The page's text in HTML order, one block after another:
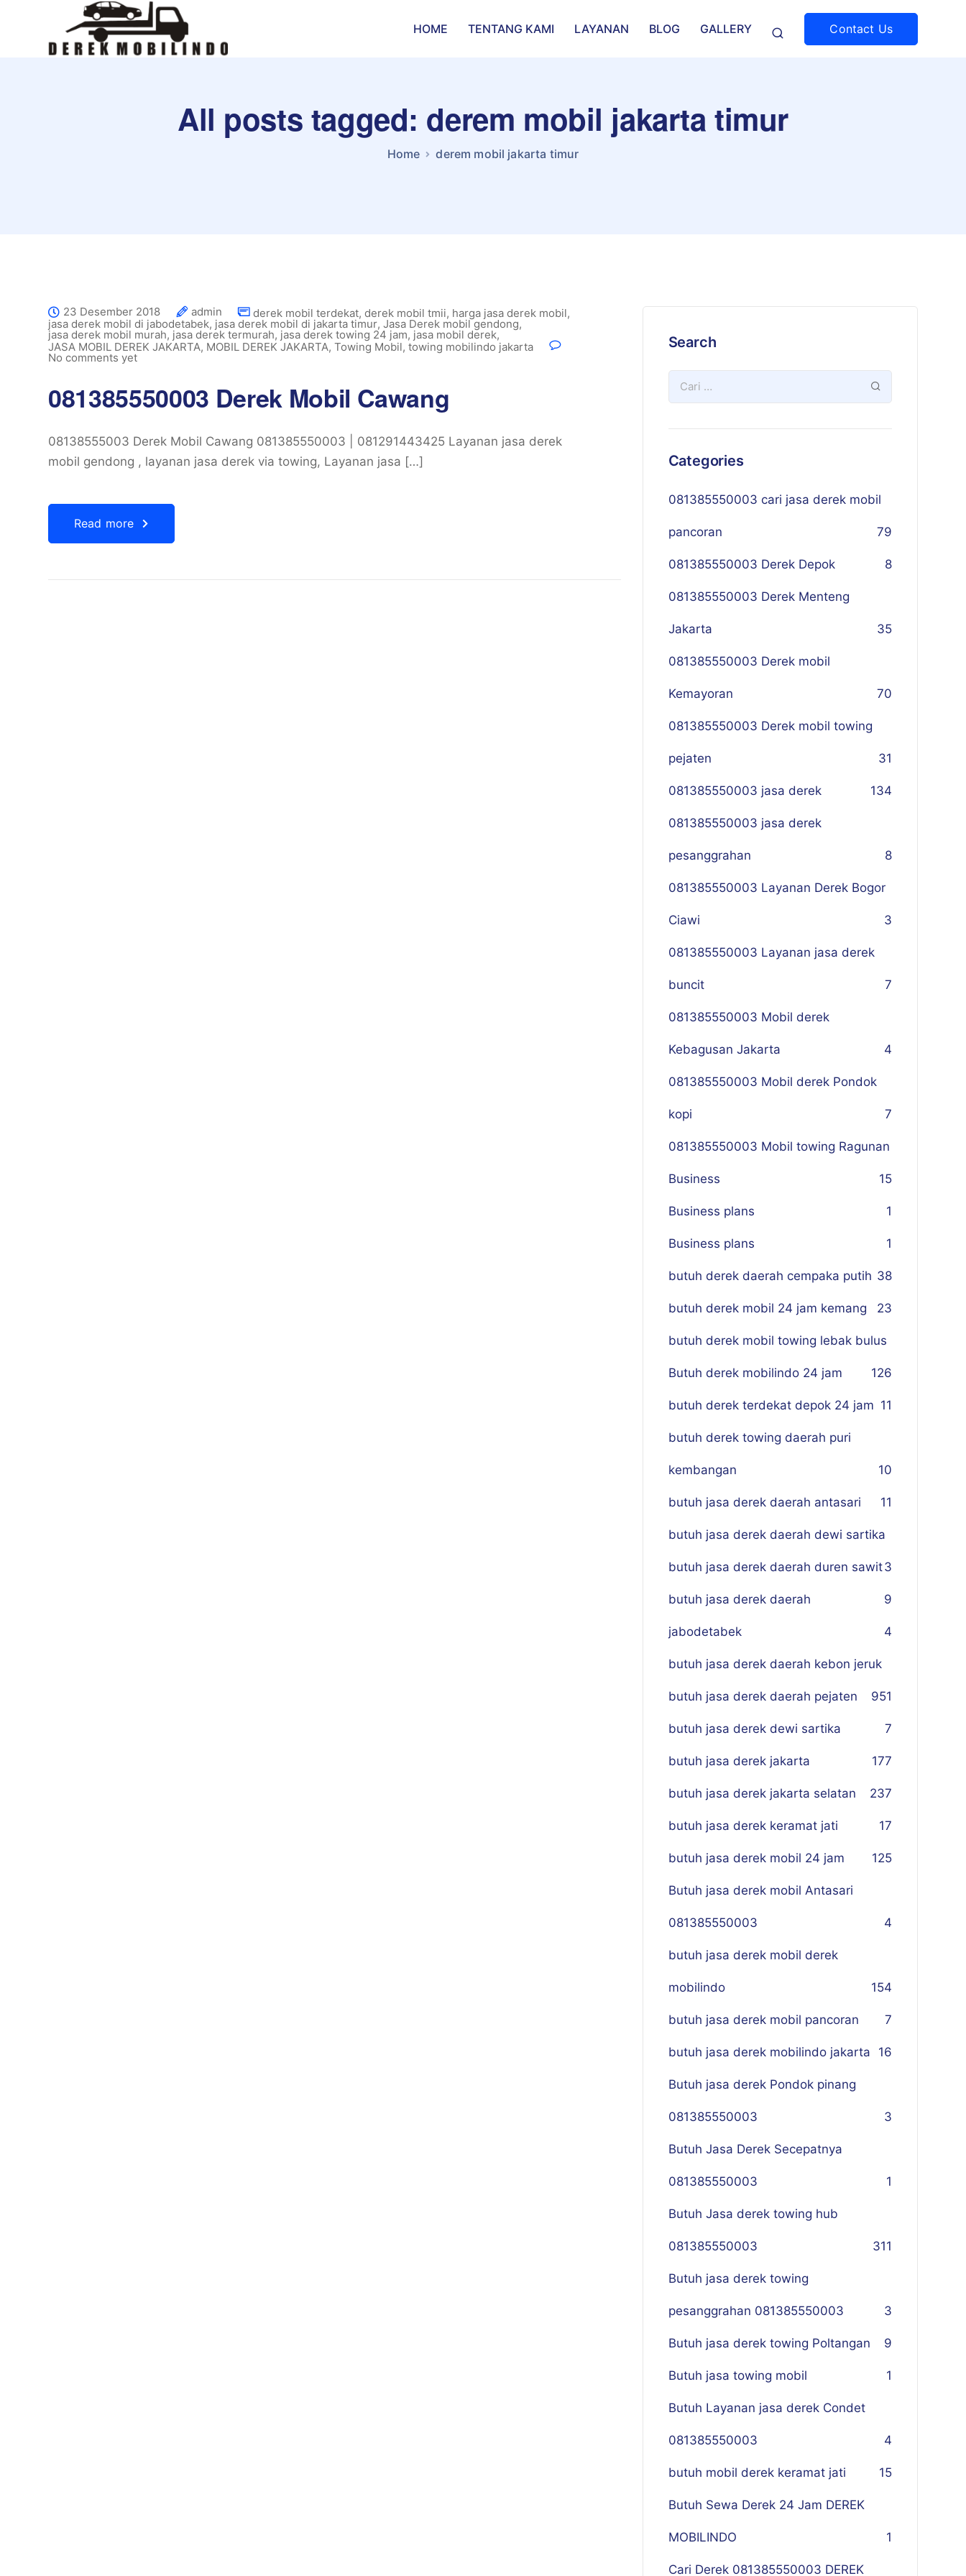
HOME TENTANG KAMI LAYANAN BLOG GALLERY Contact Us
All posts tagged: derem mobil jakarta timur
Home derem mobil jakarta timur
23 Desember 2018 admin derek mobil terdekat, derek mobil tmii, harga jasa derek mobil,
jasa derek mobil di jabodetabek, jasa derek mobil di jakarta timur, Jasa Derek mobil gendong,
jasa derek mobil murah, jasa derek termurah, jasa derek towing 24 jam, jasa mobil derek,
JASA MOBIL DEREK JAKARTA, MOBIL DEREK JAKARTA, Towing Mobil, towing mobilindo jakarta
No comments yet
081385550003 Derek Mobil Cawang
08138555003 Derek Mobil Cawang 081385550003 | 081291443425 Layanan jasa derek
mobil gendong , layanan jasa derek via towing, Layanan jasa […]
Read more
Search
Categories
081385550003 cari jasa derek mobil
pancoran 79
081385550003 Derek Depok 8
081385550003 Derek Menteng
Jakarta 35
081385550003 Derek mobil
Kemayoran 70
081385550003 Derek mobil towing
pejaten 31
081385550003 jasa derek 134
081385550003 jasa derek
pesanggrahan 8
081385550003 Layanan Derek Bogor
Ciawi 3
081385550003 Layanan jasa derek
buncit 7
081385550003 Mobil derek
Kebagusan Jakarta 4
081385550003 Mobil derek Pondok
kopi 7
081385550003 Mobil towing Ragunan
5
Business 1
Business plans 1
Business plans 1
butuh derek daerah cempaka putih 38
butuh derek mobil 24 jam kemang 23
butuh derek mobil towing lebak bulus
26
Butuh derek mobilindo 24 jam 1
butuh derek terdekat depok 24 jam 11
butuh derek towing daerah puri
kembangan 10
butuh jasa derek daerah antasari 11
butuh jasa derek daerah dewi sartika
3
butuh jasa derek daerah duren sawit
9
butuh jasa derek daerah
jabodetabek 4
butuh jasa derek daerah kebon jeruk
51
butuh jasa derek daerah pejaten 9
butuh jasa derek dewi sartika 7
butuh jasa derek jakarta 177
butuh jasa derek jakarta selatan 237
butuh jasa derek keramat jati 17
butuh jasa derek mobil 24 jam 125
Butuh jasa derek mobil Antasari
081385550003 4
butuh jasa derek mobil derek
mobilindo 154
butuh jasa derek mobil pancoran 7
butuh jasa derek mobilindo jakarta 16
Butuh jasa derek Pondok pinang
081385550003 3
Butuh Jasa Derek Secepatnya
081385550003 1
Butuh Jasa derek towing hub
081385550003 311
Butuh jasa derek towing
pesanggrahan 081385550003 3
Butuh jasa derek towing Poltangan 9
Butuh jasa towing mobil 1
Butuh Layanan jasa derek Condet
081385550003 4
butuh mobil derek keramat jati 15
Butuh Sewa Derek 24 Jam DEREK
MOBILINDO 1
Cari Derek 081385550003 DEREK